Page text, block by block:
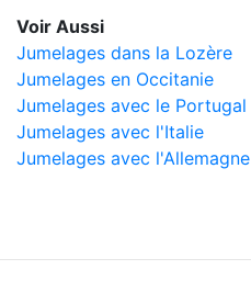
Voir Aussi
Jumelages dans la Lozère
Jumelages en Occitanie
Jumelages avec le Portugal
Jumelages avec l'Italie
Jumelages avec l'Allemagne